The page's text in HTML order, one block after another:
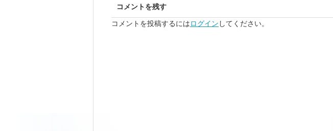
コメントを残す
コメントを投稿するにはログイン してください。